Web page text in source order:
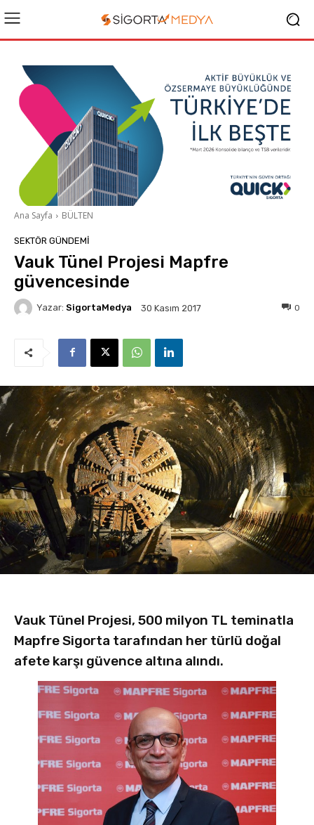
Ana Sayfa BÜLTEN
SEKTÖR GÜNDEMİ
Vauk Tünel Projesi Mapfre
güvencesinde
Yazar: SigortaMedya 30 Kasım 2017 0
Vauk Tünel Projesi, 500 milyon TL teminatla
Mapfre Sigorta tarafından her türlü doğal
afete karşı güvence altına alındı.